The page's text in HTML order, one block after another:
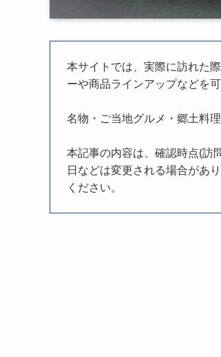
本サイトでは、実際に訪れた
ーや商品ラインアップなどを
名物・ご当地グルメ・郷土料
本記事の内容は、確認時点(訪
日などは変更される場合があ
ください。